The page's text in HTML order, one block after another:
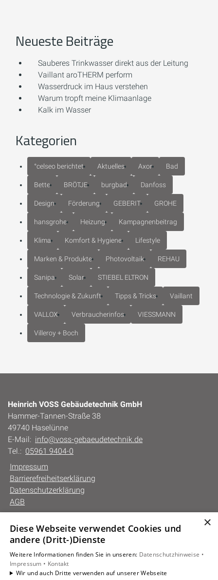
Neueste Beiträge
Sauberes Trinkwasser direkt aus der Leitung
Vaillant aroTHERM perform
Wasserdruck im Haus verstehen
Warum tropft meine Klimaanlage
Kalk im Wasser
Kategorien
°celseo berichtet Aktuelles Axor Bad
Bette BRÖTJE burgbad Danfoss
Design Förderung GEBERIT GROHE
hansgrohe Heizung Kampagnenbeitrag
Klima Komfort & Hygiene Lifestyle
Marken & Produkte Photovoltaik REHAU
Sanipa Solar STIEBEL ELTRON
Technologie & Zukunft Tipps & Tricks Vaillant
VALLOX Verbraucherinfos VIESSMANN
Villeroy + Boch
Heinrich VOSS Gebäudetechnik GmbH
Hammer-Tannen-Straße 38
49740 Haselünne
E-Mail: info@voss-gebaeudetechnik.de
Tel.: 05961 9404-0
Impressum
Barrierefreiheitserklärung
Datenschutzerklärung
AGB
Unsere Bereiche
Gewerbekunden
Karriere
×
Diese Webseite verwendet Cookies und
andere (Dritt-)Dienste
Weitere Informationen finden Sie in unseren: Datenschutzhinweise •
Impressum • Kontakt
Wir und auch Dritte verwenden auf unserer Webseite